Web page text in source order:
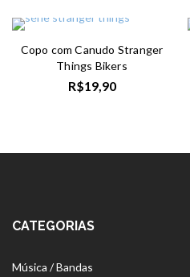
Copo com Canudo Stranger
Things Bikers
R$19,90
CATEGORIAS
Música / Bandas